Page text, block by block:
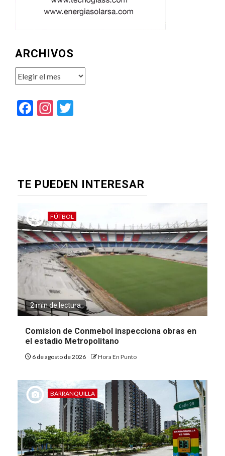
ARCHIVOS
Archivos
Facebook
Instagram
TE PUEDEN INTERESAR
FÚTBOL
2 min de lectura
Comision de Conmebol inspecciona obras en
el estadio Metropolitano
6 de agosto de 2026 Hora En Punto
BARRANQUILLA